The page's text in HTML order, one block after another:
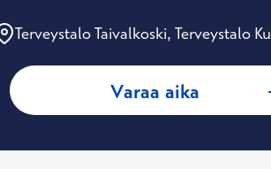
Terveystalo Taivalkoski, Terveystalo
Varaa aika :